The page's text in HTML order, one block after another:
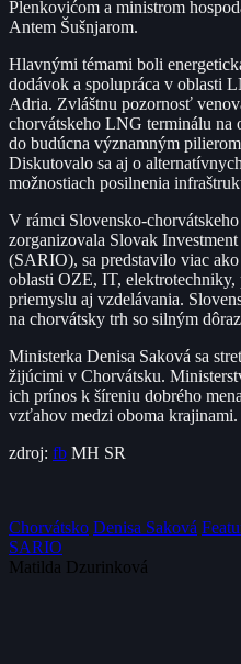
Plenkovićom a ministrom
Antem Šušnjarom.
Hlavnými témami boli
dodávok a spolupráca v oblasti
Adria. Zvláštnu pozornosť
chorvátskeho LNG terminálu
do budúcna významným
Diskutovalo sa aj o
možnostiach posilnenia
V rámci Slovensko-
zorganizovala Slovak
(SARIO), sa predstavilo viac
oblasti OZE, IT, elektrotechniky,
priemyslu aj vzdelávania.
na chorvátsky trh so silným
Ministerka Denisa Saková sa
žijúcimi v Chorvátsku.
ich prínos k šíreniu dobrého
vzťahov medzi oboma krajinami.
zdroj: fb MH SR
Chorvátsko Denisa Saková
SARIO
Matilda Dzurinková